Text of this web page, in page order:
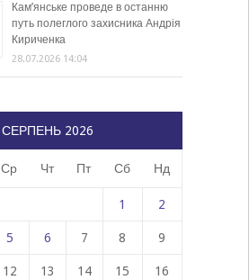
Кам’янське проведе в останню
путь полеглого захисника Андрія
Кириченка
28.07.2026 14:04
СЕРПЕНЬ 2026
Ср Чт Пт Сб Нд
1 2
5 6 7 8 9
12 13 14 15 16